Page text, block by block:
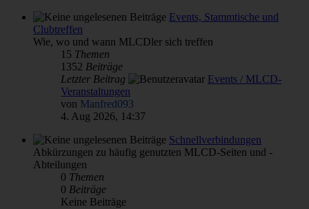
Events, Stammtische und
Clubtreffen
Wie, wo und wann MLCDler sich treffen
15 Themen
1352 Beiträge
Letzter Beitrag
Events / MLCD-
Veranstaltungen
von Manfred093
4. Aug 2026, 14:37
Schnellverbindungen
Abkürzungen zu häufig genutzten MLCD-Seiten und -
Abteilungen
0 Themen
0 Beiträge
Keine Beiträge